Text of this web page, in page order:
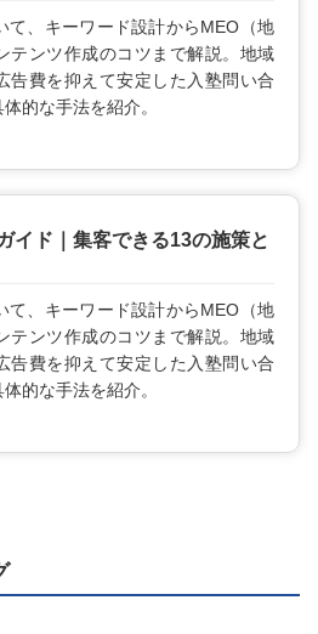
て、キーワード設計からMEO（地
テンツ作成のコツまで解説。地域
告費を抑えて安定した入塾問い合
的な手法を紹介。
イド｜集客できる13の施策と
て、キーワード設計からMEO（地
テンツ作成のコツまで解説。地域
告費を抑えて安定した入塾問い合
的な手法を紹介。